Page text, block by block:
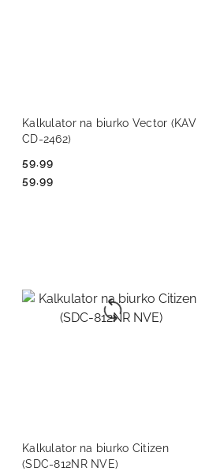
Kalkulator na biurko Vector (KAV
CD-2462)
Cena:
59.99
Cena:
59.99
DO KOSZYKA
Kalkulator na biurko Citizen
(SDC-812NR NVE)
DO KOSZYKA